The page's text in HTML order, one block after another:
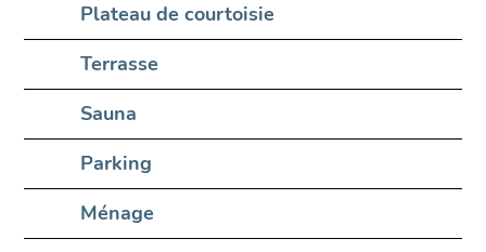
Plateau de courtoisie
Terrasse
Sauna
Parking
Ménage